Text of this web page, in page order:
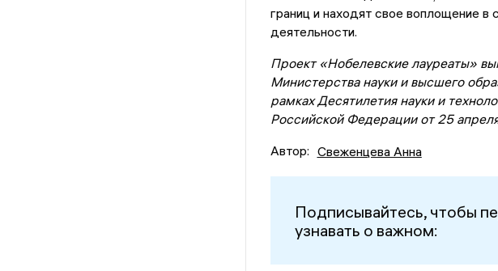
границ и находят свое воплощение
деятельности.
Проект «Нобелевские лауреаты»
Министерства науки и высшего
рамках Десятилетия науки и
Российской Федерации от 25
Автор: Свеженцева Анна
Подписывайтесь, чтобы
узнавать о важном: